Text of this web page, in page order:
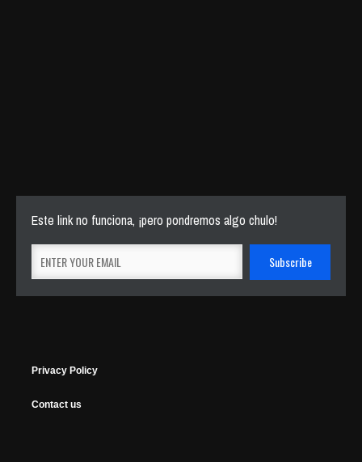
Este link no funciona, ¡pero pondremos algo chulo!
Privacy Policy
Contact us